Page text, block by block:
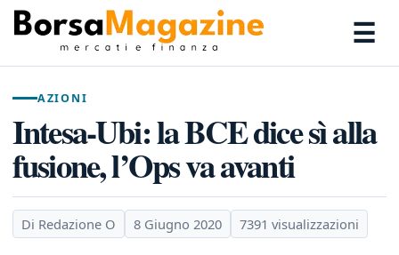
☰
AZIONI
Intesa-Ubi: la BCE dice sì alla
fusione, l’Ops va avanti
Di Redazione O 8 Giugno 2020 7391 visualizzazioni